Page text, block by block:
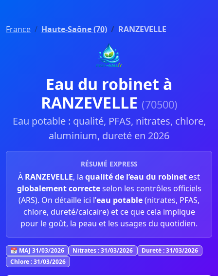
France Haute-Saône (70) RANZEVELLE
Eau du robinet à
RANZEVELLE (70500)
Eau potable : qualité, PFAS, nitrates, chlore,
aluminium, dureté en 2026
RÉSUMÉ EXPRESS
À RANZEVELLE, la qualité de l’eau du robinet est
globalement correcteselon les contrôles officiels
(ARS). On détaille ici l’eau potable(nitrates, PFAS,
chlore, dureté/calcaire) et ce que cela implique
pour le goût, la peau et les usages du quotidien.
📅 MAJ 31/03/2026 Nitrates : 31/03/2026
Dureté : 31/03/2026
Chlore : 31/03/2026